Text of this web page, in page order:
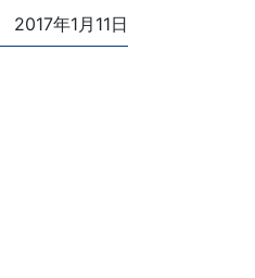
Posted
on
2017年1月11日